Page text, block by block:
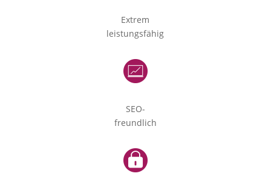
Extrem
leistungsfähig
SEO-
freundlich